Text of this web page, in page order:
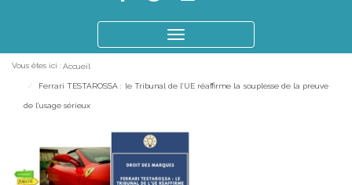
le
Vous êtes ici : Accueil
Ferrari TESTAROSSA : le Tribunal de l’UE réaffirme la souplesse de la preuve
de l’usage sérieux